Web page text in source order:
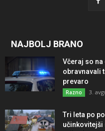
NAJBOLJ BRANO
Včeraj so
obravnavali
prevaro
Razno 3.
Tri leta po